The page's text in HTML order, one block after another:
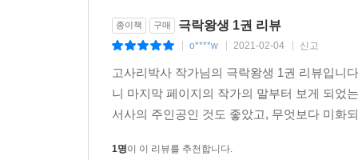
종이책 구매 극락왕생 1권 리뷰
o****w 2021-02-04 신고
고사리박사 작가님의 극락왕생 1권 리뷰입니
니 마지막 페이지의 작가의 말부터 보게 되었
서사의 주인공인 것도 좋았고, 무엇보다 미화
1명이 이 리뷰를 추천합니다.